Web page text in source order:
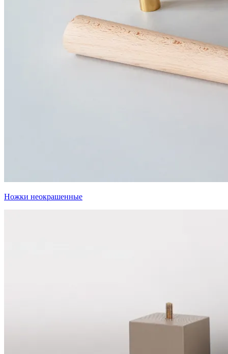
Ножки неокрашенные